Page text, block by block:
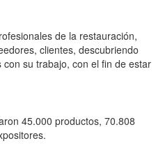
de la restauración,
clientes, descubriendo
su trabajo, con el fin de estar
45.000 productos, 70.808